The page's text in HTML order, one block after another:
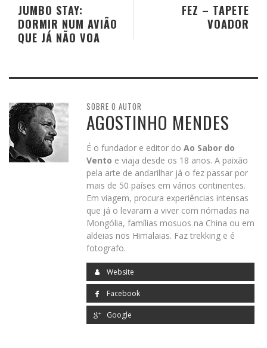
FEZ – TAPETE
VOADOR
JUMBO STAY:
DORMIR NUM AVIÃO
QUE JÁ NÃO VOA
SOBRE O AUTOR
AGOSTINHO MENDES
É o fundador e editor do Ao Sabor do
Vento e viaja desde os 18 anos. A paixão
pela arte de andarilhar já o fez passar por
mais de 50 países em vários continentes.
Em viagem, procura experiências intensas
que já o levaram a viver com nómadas na
Mongólia, famílias mosuos na China ou em
aldeias nos Himalaias. Faz trekking e é
fotografo.
Website
Facebook
Google